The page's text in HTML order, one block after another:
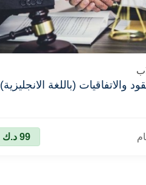
والاتفاقيات (باللغة الانجليزية)
99 د.ك